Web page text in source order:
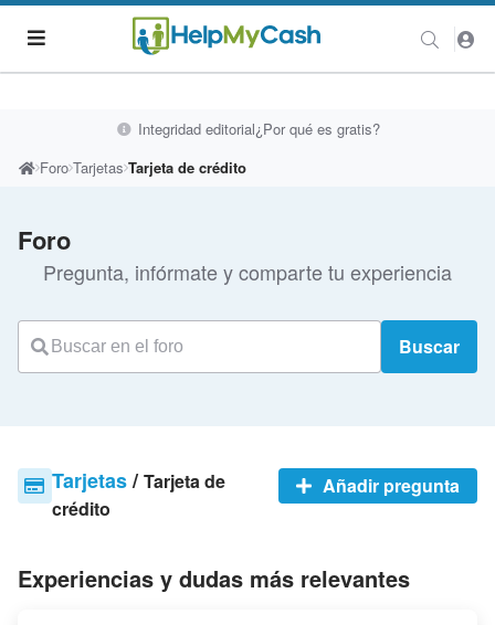
Integridad editorial¿Por qué es gratis?
Foro Tarjetas Tarjeta de crédito
Foro
Pregunta, infórmate y comparte tu experiencia
Buscar
Tarjetas/ Tarjeta de
crédito
Añadir pregunta
Experiencias y dudas más relevantes